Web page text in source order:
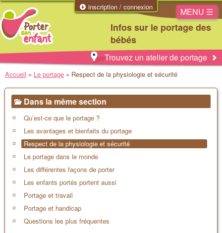
inscription / connexion
Infos sur le portage des
bébés
MENU ☰
Trouvez un atelier de portage
Accueil » Le portage » Respect de la physiologie et sécurité
Dans la même section
Qu’est-ce que le portage ?
Les avantages et bienfaits du portage
Respect de la physiologie et sécurité
Le portage dans le monde
Les différentes façons de porter
Les enfants portés portent aussi
Portage et travail
Portage et handicap
Questions les plus fréquentes